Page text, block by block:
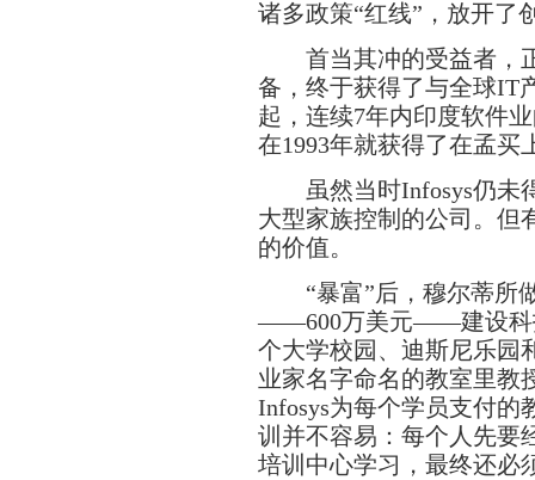
诸多政策“红线”，放开了
首当其冲的受益者，正
备，终于获得了与全球IT
起，连续7年内印度软件
在1993年就获得了在孟买
虽然当时Infosys仍未
大型家族控制的公司。但
的价值。
“暴富”后，穆尔蒂所做
——600万美元——建设科
个大学校园、迪斯尼乐园
业家名字命名的教室里教
Infosys为每个学员支付的
训并不容易：每个人先要
培训中心学习，最终还必